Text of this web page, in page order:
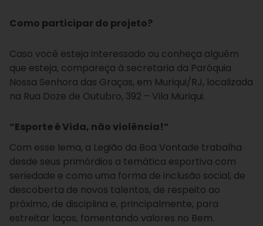
Como participar do projeto?
Caso você esteja interessado ou conheça alguém
que esteja, compareça à secretaria da Paróquia
Nossa Senhora das Graças, em Muriqui/RJ, localizada
na Rua Doze de Outubro, 392 – Vila Muriqui.
“Esporte é Vida, não violência!”
Com esse lema, a Legião da Boa Vontade trabalha
desde seus primórdios a temática esportiva com
seriedade e como uma forma de inclusão social, de
descoberta de novos talentos, de respeito ao
próximo, de disciplina e, principalmente, para
estreitar laços, fomentando valores no Bem.